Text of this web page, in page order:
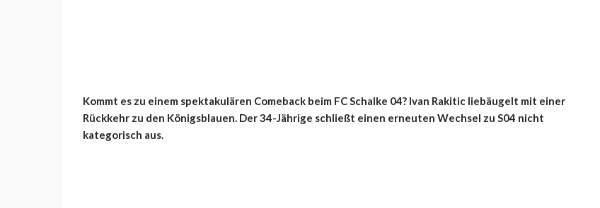
Kommt es zu einem spektakulären Comeback beim FC Schalke 04? Ivan Rakitic liebäugelt mit einer
Rückkehr zu den Königsblauen. Der 34-Jährige schließt einen erneuten Wechsel zu S04 nicht
kategorisch aus.